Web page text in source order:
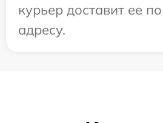
курьер доставит ее
адресу.